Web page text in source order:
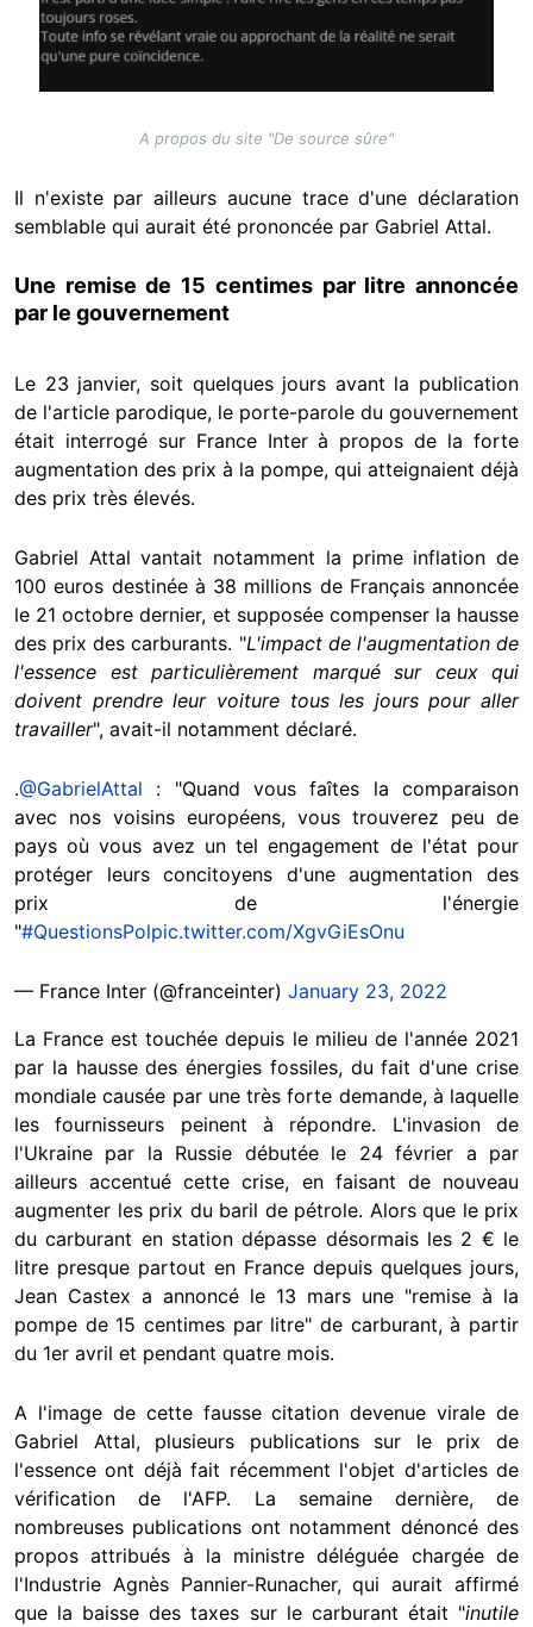
A propos du site "De source sûre"
Il n'existe par ailleurs aucune trace d'une déclaration
semblable qui aurait été prononcée par Gabriel Attal.
Une remise de 15 centimes par litre annoncée
par le gouvernement
Le 23 janvier, soit quelques jours avant la publication
de l'article parodique, le porte-parole du gouvernement
était interrogé sur France Inter à propos de la forte
augmentation des prix à la pompe, qui atteignaient déjà
des prix très élevés.
Gabriel Attal vantait notamment la prime inflation de
100 euros destinée à 38 millions de Français annoncée
le 21 octobre dernier, et supposée compenser la hausse
des prix des carburants. "L'impact de l'augmentation de
l'essence est particulièrement marqué sur ceux qui
doivent prendre leur voiture tous les jours pour aller
travailler", avait-il notamment déclaré.
.@GabrielAttal : "Quand vous faîtes la comparaison
avec nos voisins européens, vous trouverez peu de
pays où vous avez un tel engagement de l'état pour
protéger leurs concitoyens d'une augmentation des
prix de l'énergie
"#QuestionsPolpic.twitter.com/XgvGiEsOnu
— France Inter (@franceinter) January 23, 2022
La France est touchée depuis le milieu de l'année 2021
par la hausse des énergies fossiles, du fait d'une crise
mondiale causée par une très forte demande, à laquelle
les fournisseurs peinent à répondre. L'invasion de
l'Ukraine par la Russie débutée le 24 février a par
ailleurs accentué cette crise, en faisant de nouveau
augmenter les prix du baril de pétrole. Alors que le prix
du carburant en station dépasse désormais les 2 € le
litre presque partout en France depuis quelques jours,
Jean Castex a annoncé le 13 mars une "remise à la
pompe de 15 centimes par litre" de carburant, à partir
du 1er avril et pendant quatre mois.
A l'image de cette fausse citation devenue virale de
Gabriel Attal, plusieurs publications sur le prix de
l'essence ont déjà fait récemment l'objet d'articles de
vérification de l'AFP. La semaine dernière, de
nombreuses publications ont notamment dénoncé des
propos attribués à la ministre déléguée chargée de
l'Industrie Agnès Pannier-Runacher, qui aurait affirmé
que la baisse des taxes sur le carburant était "inutile